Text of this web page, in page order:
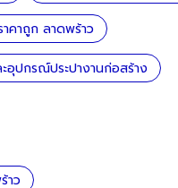
คาถูก ลาดพร้าว
อุปกรณ์ประปางานก่อสร้าง
าว